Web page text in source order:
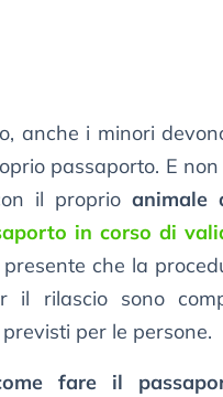
anche i minori
passaporto. E
il proprio animale
in corso di
che la
il rilascio sono
per le persone.
fare il